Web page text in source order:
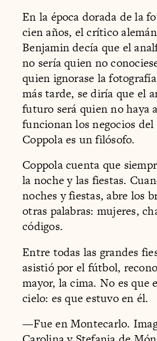
En la época dorada de la
cien años, el crítico
Benjamin decía que el
no sería quien no
quien ignorase la
más tarde, se diría que el
futuro será quien no haya
funcionan los negocios
Coppola es un filósofo.
Coppola cuenta que
la noche y las fiestas.
noches y fiestas, abre los
otras palabras: mujeres,
códigos.
Entre todas las grandes
asistió por el fútbol,
mayor, la cima. No es que
cielo: es que estuvo en él.
—Fue en Montecarlo.